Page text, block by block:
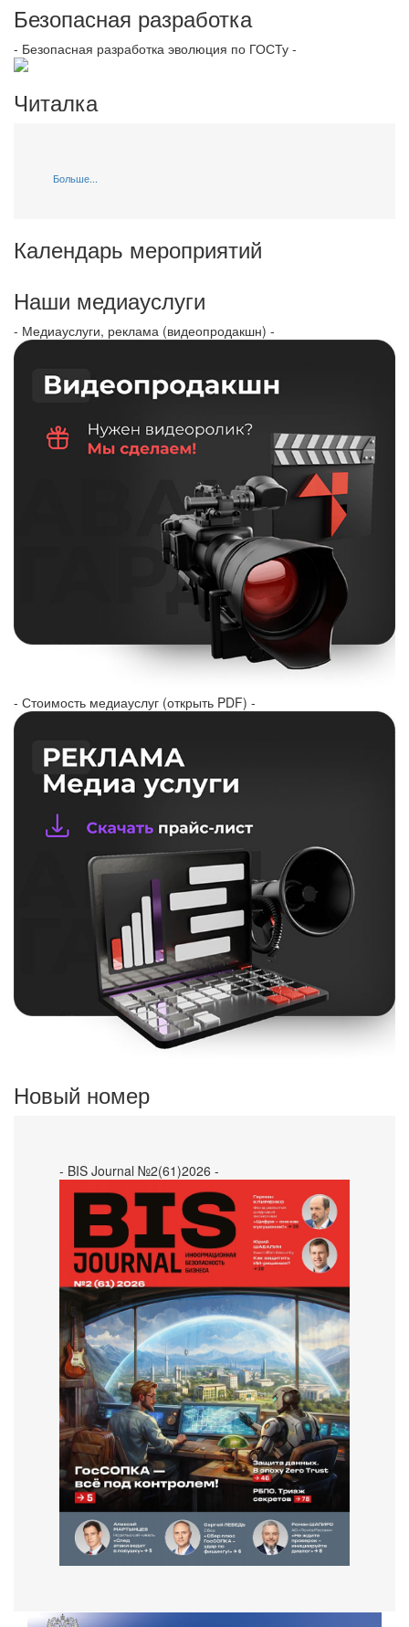
Безопасная разработка
- Безопасная разработка эволюция по ГОСТу -
Читалка
Больше...
Календарь мероприятий
Наши медиауслуги
- Медиауслуги, реклама (видеопродакшн) -
- Стоимость медиауслуг (открыть PDF) -
Новый номер
- BIS Journal №2(61)2026 -